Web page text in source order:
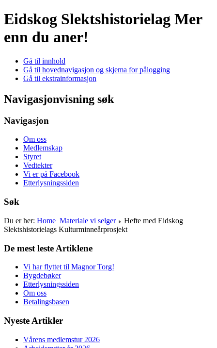
Eidskog Slektshistorielag Mer
enn du aner!
Gå til innhold
Gå til hovednavigasjon og skjema for pålogging
Gå til ekstrainformasjon
Navigasjonvisning søk
Navigasjon
Om oss
Medlemskap
Styret
Vedtekter
Vi er på Facebook
Etterlysningssiden
Søk
Du er her: Home Materiale vi selger
Hefte med Eidskog
Slektshistorielags Kulturminneårprosjekt
De mest leste Artiklene
Vi har flyttet til Magnor Torg!
Bygdebøker
Etterlysningssiden
Om oss
Betalingsbasen
Nyeste Artikler
Vårens medlemstur 2026